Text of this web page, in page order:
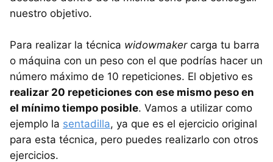
nuestro objetivo.
Para realizar la técnica widowmakercarga tu barra
o máquina con un peso con el que podrías hacer un
número máximo de 10 repeticiones. El objetivo es
realizar 20 repeticiones con ese mismo peso en
el mínimo tiempo posible. Vamos a utilizar como
ejemplo la sentadilla, ya que es el ejercicio original
para esta técnica, pero puedes realizarlo con otros
ejercicios.